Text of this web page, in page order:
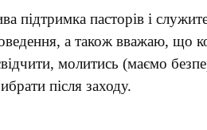
підтримка пасторів і
а також вважаю, що
молитись (маємо
після заходу.